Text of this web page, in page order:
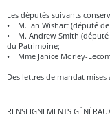
Les députés suivants
• M. Ian Wishart (député
• M. Andrew Smith (député
du Patrimoine;
• Mme Janice Morley-
Des lettres de mandat
RENSEIGNEMENTS